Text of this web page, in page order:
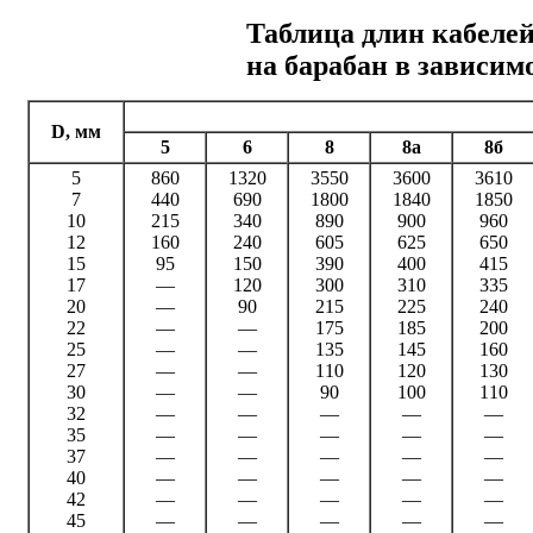
Таблица длин
на барабан в
D, мм
5 6 8 8а
8б
5
7
10
12
15
17
20
22
25
27
30
32
35
37
40
42
45
860
440
215
160
95
—
—
—
—
—
—
—
—
—
—
—
—
1320
690
340
240
150
120
90
—
—
—
—
—
—
—
—
—
—
3550
1800
890
605
390
300
215
175
135
110
90
—
—
—
—
—
—
3600
1840
900
625
400
310
225
185
145
120
100
—
—
—
—
—
—
3610
1850
960
650
415
335
240
200
160
130
110
—
—
—
—
—
—